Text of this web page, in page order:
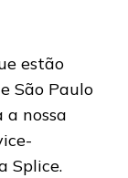
estão
São Paulo
nossa
Splice.